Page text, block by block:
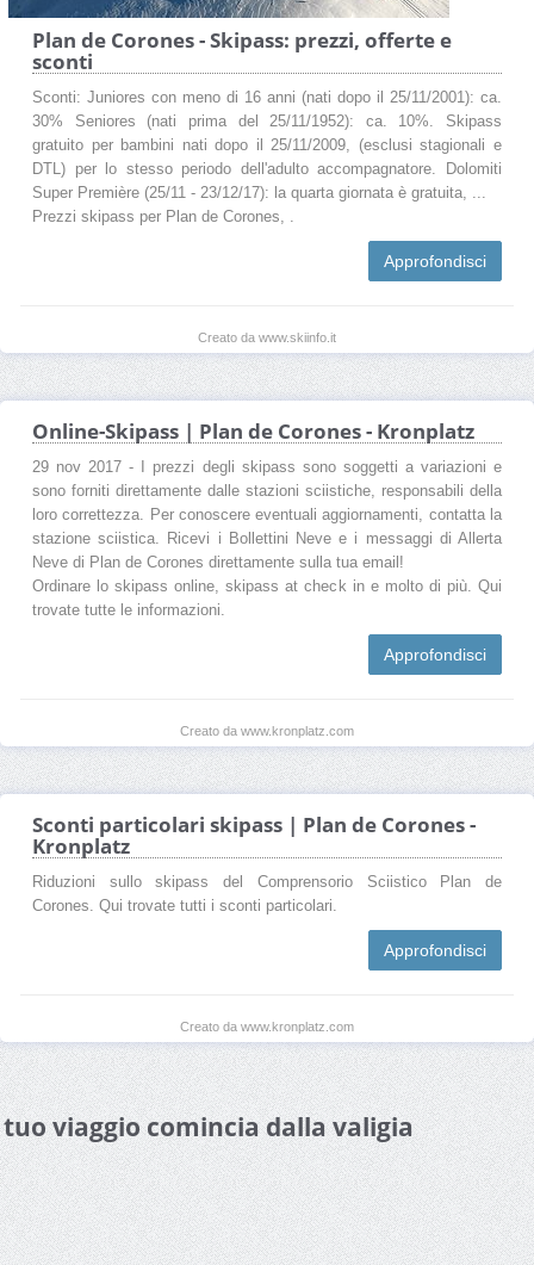
Plan de Corones - Skipass: prezzi, offerte e
sconti
Sconti: Juniores con meno di 16 anni (nati dopo il 25/11/2001): ca.
30% Seniores (nati prima del 25/11/1952): ca. 10%. Skipass
gratuito per bambini nati dopo il 25/11/2009, (esclusi stagionali e
DTL) per lo stesso periodo dell'adulto accompagnatore. Dolomiti
Super Première (25/11 - 23/12/17): la quarta giornata è gratuita, ...
Prezzi skipass per Plan de Corones, .
Approfondisci
Creato da www.skiinfo.it
Online-Skipass | Plan de Corones - Kronplatz
29 nov 2017 - I prezzi degli skipass sono soggetti a variazioni e
sono forniti direttamente dalle stazioni sciistiche, responsabili della
loro correttezza. Per conoscere eventuali aggiornamenti, contatta la
stazione sciistica. Ricevi i Bollettini Neve e i messaggi di Allerta
Neve di Plan de Corones direttamente sulla tua email!
Ordinare lo skipass online, skipass at check in e molto di più. Qui
trovate tutte le informazioni.
Approfondisci
Creato da www.kronplatz.com
Sconti particolari skipass | Plan de Corones -
Kronplatz
Riduzioni sullo skipass del Comprensorio Sciistico Plan de
Corones. Qui trovate tutti i sconti particolari.
Approfondisci
Creato da www.kronplatz.com
viaggio comincia dalla valigia